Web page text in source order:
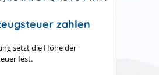
zahlen
setzt die Höhe der
fest.